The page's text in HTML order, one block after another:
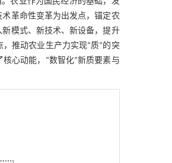
革命性变革为出发点，锚定农
模式、新技术、新设备，提升
推动农业生产力实现“质”的突
心动能，“数智化”新质要素与